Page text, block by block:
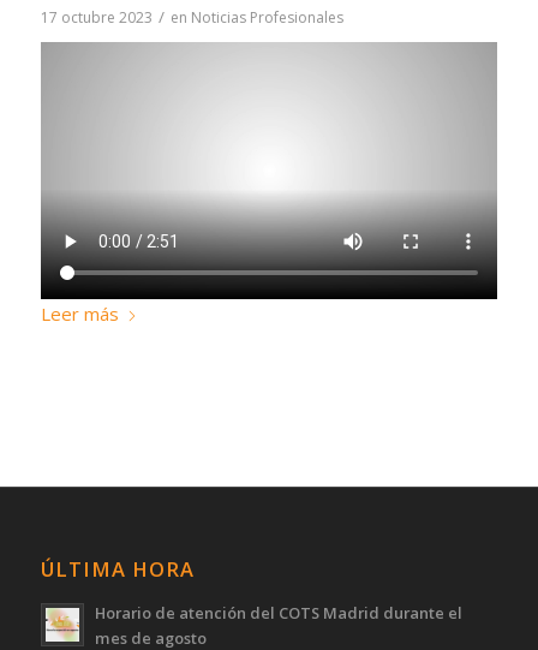
17 octubre 2023 / en Noticias Profesionales
Leer más
ÚLTIMA HORA
Horario de atención del COTS Madrid durante el
mes de agosto